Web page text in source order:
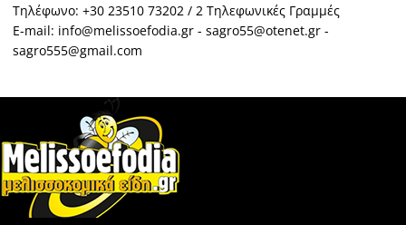
Τηλέφωνο: +30 23510 73202 / 2 Τηλεφωνικές Γραμμές
E-mail: info@melissoefodia.gr - sagro55@otenet.gr -
sagro555@gmail.com